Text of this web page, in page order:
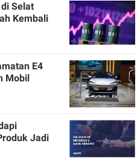
Selat
Kembali
E4
Mobil
Jadi